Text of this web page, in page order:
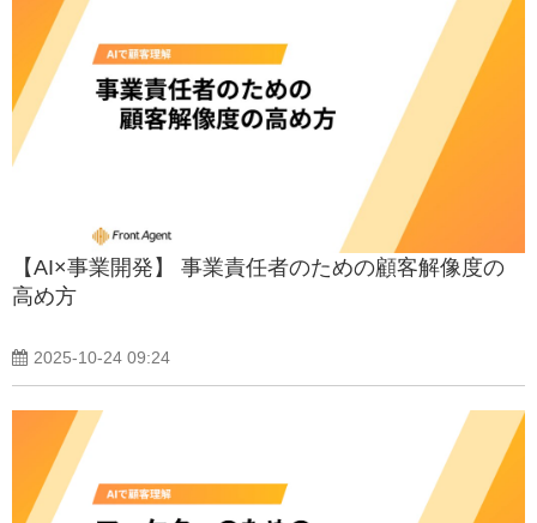
【AI×事業開発】 事業責任者のための顧客解像度の
高め方
2025-10-24 09:24